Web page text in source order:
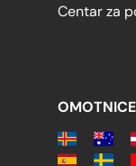
Centar za